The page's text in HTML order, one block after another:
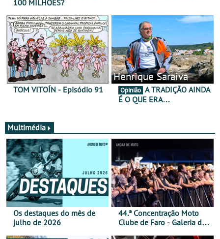
100 MILHÕES?
TOM VITOÍN - Episódio 91
Henrique Saraiva
Opinião
É O QUE ERA…
Multimédia
Os destaques do mês de
julho de 2026
44.ª Concentração Moto
Clube de Faro - Galeria de